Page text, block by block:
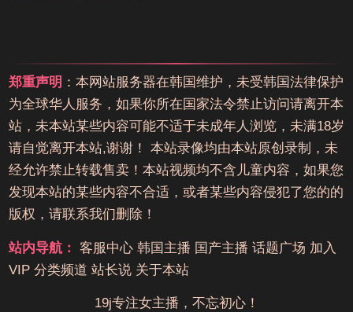
郑重声明 ：本网站服务器在韩国维护，未受韩国法律保护
为全球华人服务，如果你所在国家法令禁止访问请离开本
站，未本站某些内容可能不适于未成年人浏览，未满18岁
请自觉离开本站,谢谢！ 本站录像均由本站原创录制，未
经允许禁止转载售卖！本站视频均不含儿童内容，如果您
发现本站的某些内容不合适，或者某些内容侵犯了您的的
版权，请联系我们删除！
站内导航： 客服中心 韩国主播 国产主播 话题广场 加入
VIP 分类频道 站长说 关于本站
19j专注女主播，不忘初心！